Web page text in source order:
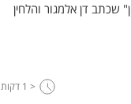
דן אלמגור והלחין
< 1 דקות